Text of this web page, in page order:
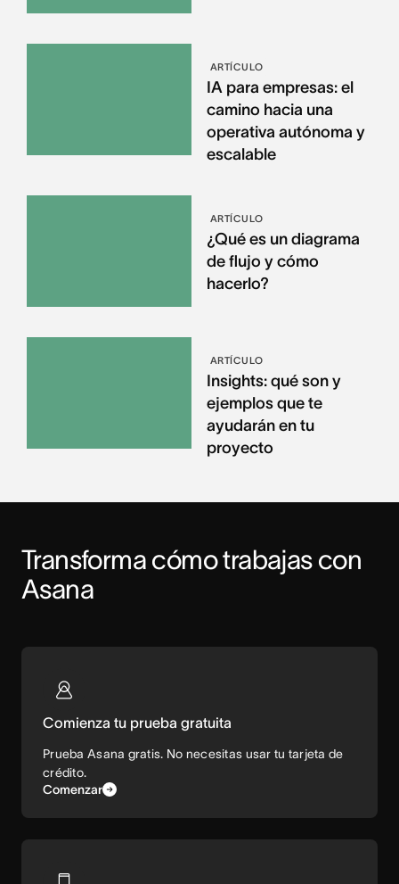
ARTÍCULO
IA para empresas: el
camino hacia una
operativa autónoma y
escalable
ARTÍCULO
¿Qué es un diagrama
de flujo y cómo
hacerlo?
ARTÍCULO
Insights: qué son y
ejemplos que te
ayudarán en tu
proyecto
Transforma cómo trabajas con
Asana
Comienza tu prueba gratuita
Prueba Asana gratis. No necesitas usar tu tarjeta de
crédito.
Comenzar